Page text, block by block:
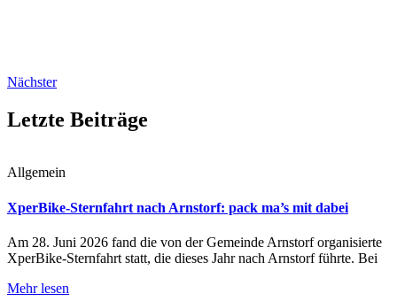
Nächster
Letzte Beiträge
Allgemein
XperBike-Sternfahrt nach Arnstorf: pack ma’s mit dabei
Am 28. Juni 2026 fand die von der Gemeinde Arnstorf organisierte
XperBike-Sternfahrt statt, die dieses Jahr nach Arnstorf führte. Bei
Mehr lesen